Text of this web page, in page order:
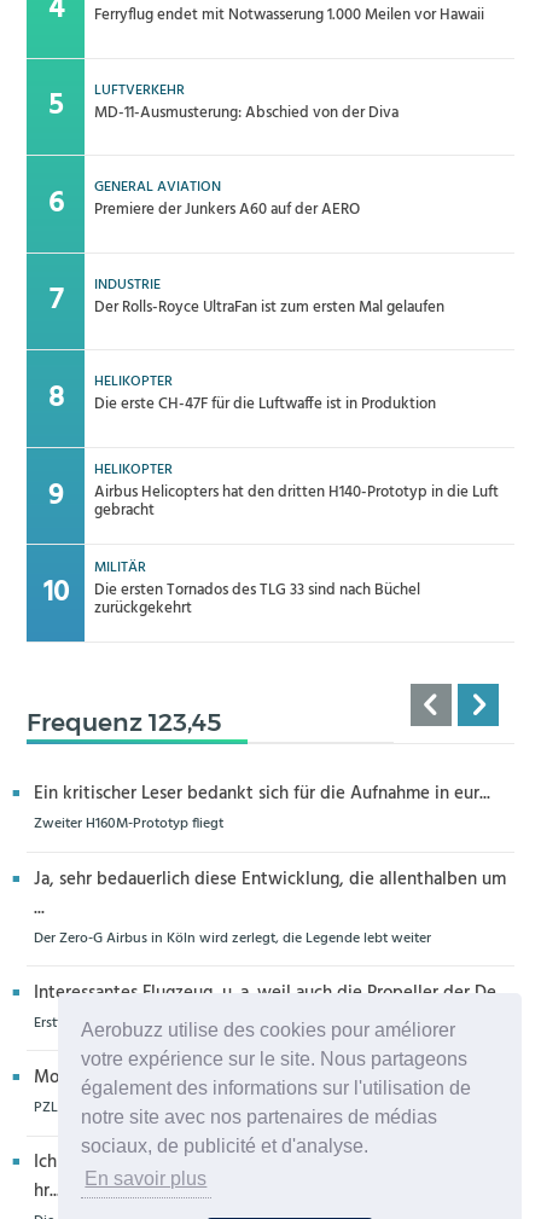
Aerobuzz utilise des cookies pour améliorer
votre expérience sur le site. Nous partageons
également des informations sur l'utilisation de
notre site avec nos partenaires de médias
sociaux, de publicité et d'analyse.
En savoir plus
Ferryflug endet mit Notwasserung 1.000 Meilen vor Hawaii
LUFTVERKEHR
MD-11-Ausmusterung: Abschied von der Diva
GENERAL AVIATION
Premiere der Junkers A60 auf der AERO
INDUSTRIE
Der Rolls-Royce UltraFan ist zum ersten Mal gelaufen
HELIKOPTER
Die erste CH-47F für die Luftwaffe ist in Produktion
HELIKOPTER
Airbus Helicopters hat den dritten H140-Prototyp in die Luft
gebracht
MILITÄR
Die ersten Tornados des TLG 33 sind nach Büchel
zurückgekehrt
Frequenz 123,45
Ein kritischer Leser bedankt sich für die Aufnahme in eur...
Zweiter H160M-Prototyp fliegt
Ja, sehr bedauerlich diese Entwicklung, die allenthalben um
...
Der Zero-G Airbus in Köln wird zerlegt, die Legende lebt weiter
Interessantes Flugzeug, u. a. weil auch die Propeller der De...
Erstflug der Piper Seminole DX mit DeltaHawk-Motoren
Moin aus Schiffdorf, danke für die Nachricht. Ich meine,da...
PZL Mielec fertigt die ersten S-70 Firehawk
Ich glaube eher,dass dieser Hubschrauber für die Bundeswe
hr...